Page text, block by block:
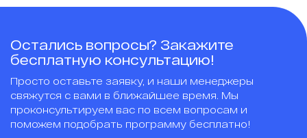
Остались вопросы? Закажите
бесплатную консультацию!
Просто оставьте заявку, и наши менеджеры
свяжутся с вами в ближайшее время. Мы
проконсультируем вас по всем вопросам и
поможем подобрать программу бесплатно!